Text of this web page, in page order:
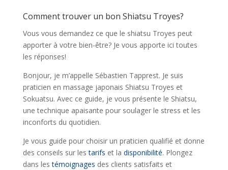
Comment trouver un bon Shiatsu Troyes?
Vous vous demandez ce que le shiatsu Troyes peut
apporter à votre bien-être? Je vous apporte ici toutes
les réponses!
Bonjour, je m’appelle Sébastien Tapprest. Je suis
praticien en massage japonais Shiatsu Troyes et
Sokuatsu. Avec ce guide, je vous présente le Shiatsu,
une technique apaisante pour soulager le stress et les
inconforts du quotidien.
Je vous guide pour choisir un praticien qualifié et donne
des conseils sur lestarifs et la disponibilité. Plongez
dans lestémoignages des clients satisfaits et